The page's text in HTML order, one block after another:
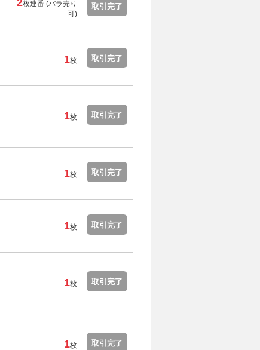
2枚連番 (バラ売り
可)
取引完了
1枚 取引完了
1枚 取引完了
1枚 取引完了
1枚 取引完了
1枚 取引完了
1枚 取引完了